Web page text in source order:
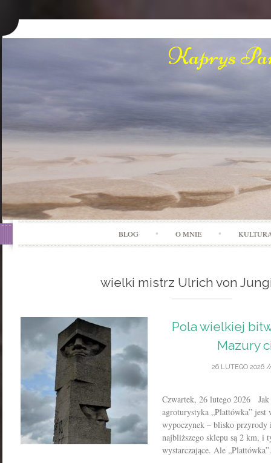
Kaprys
BLOG O MNIE
wielki mistrz Ulrich von
Pola wielkiej
Mazury
26 LUTEGO 2026
Czwartek, 26 lutego 2026 Jak
agroturystyka „Plattówka” jest
wypoczynek – blisko
najbliższego sklepu są 2 km, i
wystarczające. Ale